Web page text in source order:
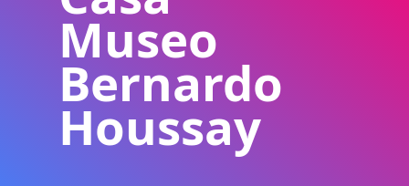
Museo
Bernardo
Houssay